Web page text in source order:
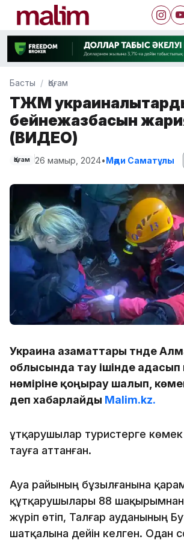
Басты Қоғам
ТЖМ украиналықтарды
бейнежазбасын
(ВИДЕО)
Қоғам 26 мамыр, 2024•Мәди Саматұлы
Украина азаматтары түнде
облысында тау ішінде адасып
нөміріне қоңырау шалып,
деп хабарлайды Malim.kz.
Құтқарушылар туристерге
тауға аттанған.
Ауа райының бұзылғанына
құтқарушылары 88
жүріп өтіп, Талғар ауданының
шатқалына дейін келген. Одан